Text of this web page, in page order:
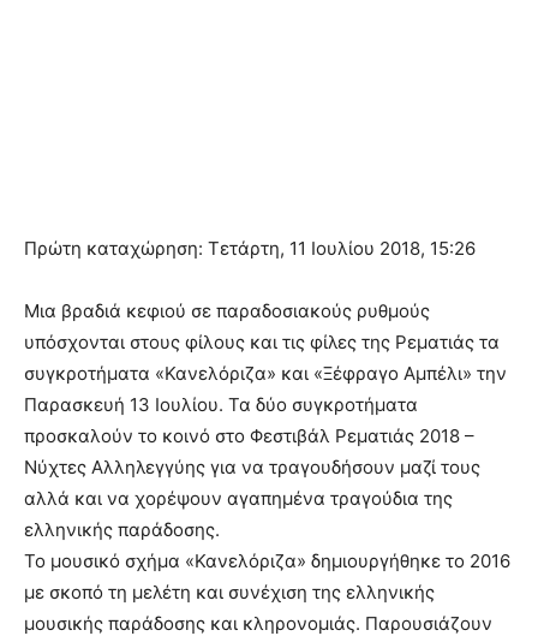
Πρώτη καταχώρηση: Τετάρτη, 11 Ιουλίου 2018, 15:26
Μια βραδιά κεφιού σε παραδοσιακούς ρυθμούς
υπόσχονται στους φίλους και τις φίλες της Ρεματιάς τα
συγκροτήματα «Κανελόριζα» και «Ξέφραγο Αμπέλι» την
Παρασκευή 13 Ιουλίου. Τα δύο συγκροτήματα
προσκαλούν το κοινό στο Φεστιβάλ Ρεματιάς 2018 –
Νύχτες Αλληλεγγύης για να τραγουδήσουν μαζί τους
αλλά και να χορέψουν αγαπημένα τραγούδια της
ελληνικής παράδοσης.
Το μουσικό σχήμα «Κανελόριζα» δημιουργήθηκε το 2016
με σκοπό τη μελέτη και συνέχιση της ελληνικής
μουσικής παράδοσης και κληρονομιάς. Παρουσιάζουν